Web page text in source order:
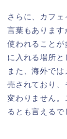
さらに、カフェ
言葉もあります
使われることが
に入れる場所と
また、海外で
売されており、
変わりません。
るとも言えるで